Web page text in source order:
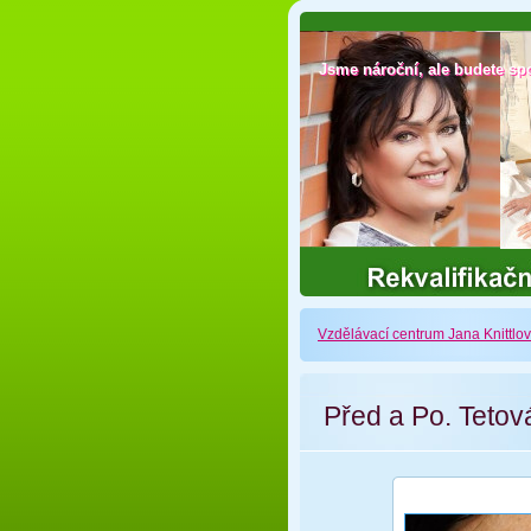
Jsme nároční, ale budete
Jsme nároční, ale budete
Vzdělávací centrum Jana
Před a Po.